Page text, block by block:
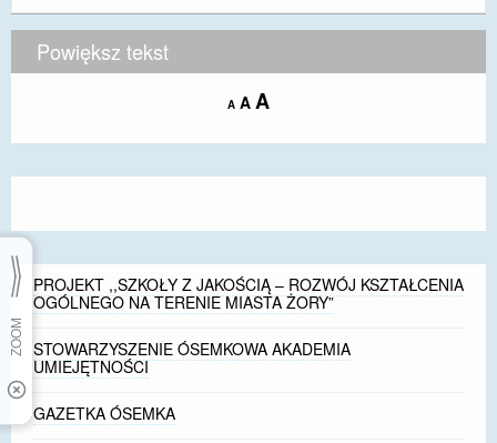
Powiększ tekst
A Decrease
size.
A Reset
size.
AIncrease
size.
PROJEKT ,,SZKOŁY Z JAKOŚCIĄ – ROZWÓJ KSZTAŁCENIA
OGÓLNEGO NA TERENIE MIASTA ŻORY”
STOWARZYSZENIE ÓSEMKOWA AKADEMIA
UMIEJĘTNOŚCI
GAZETKA ÓSEMKA